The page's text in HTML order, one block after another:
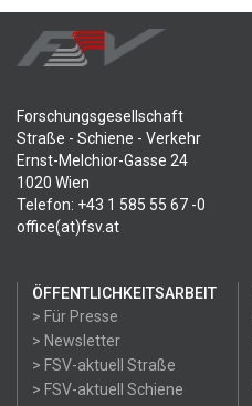
Forschungsgesellschaft
Straße - Schiene - Verkehr
Ernst-Melchior-Gasse 24
1020 Wien
Telefon: +43 1 585 55 67 -0
office(at)fsv.at
ÖFFENTLICHKEITSARBEIT
> Für Presse
> Newsletter
> FSV-aktuell Straße
> FSV-aktuell Schiene